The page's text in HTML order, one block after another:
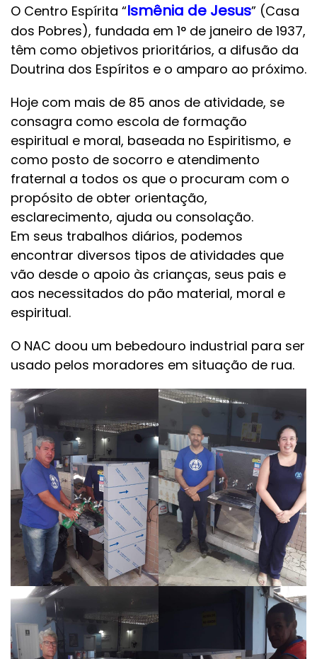
O Centro Espírita “Ismênia de Jesus” (Casa
dos Pobres), fundada em 1° de janeiro de 1937,
têm como objetivos prioritários, a difusão da
Doutrina dos Espíritos e o amparo ao próximo.
Hoje com mais de 85 anos de atividade, se
consagra como escola de formação
espiritual e moral, baseada no Espiritismo, e
como posto de socorro e atendimento
fraternal a todos os que o procuram com o
propósito de obter orientação,
esclarecimento, ajuda ou consolação.
Em seus trabalhos diários, podemos
encontrar diversos tipos de atividades que
vão desde o apoio às crianças, seus pais e
aos necessitados do pão material, moral e
espiritual.
O NAC doou um bebedouro industrial para ser
usado pelos moradores em situação de rua.